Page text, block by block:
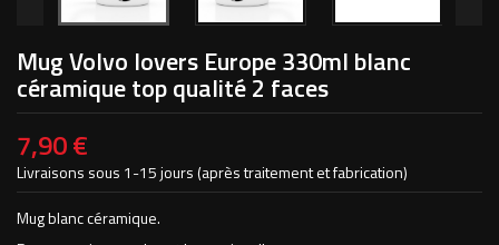
Mug Volvo lovers Europe 330ml blanc
céramique top qualité 2 faces
7,90 €
Livraisons sous 1-15 jours (après traitement et fabrication)
Mug blanc céramique.